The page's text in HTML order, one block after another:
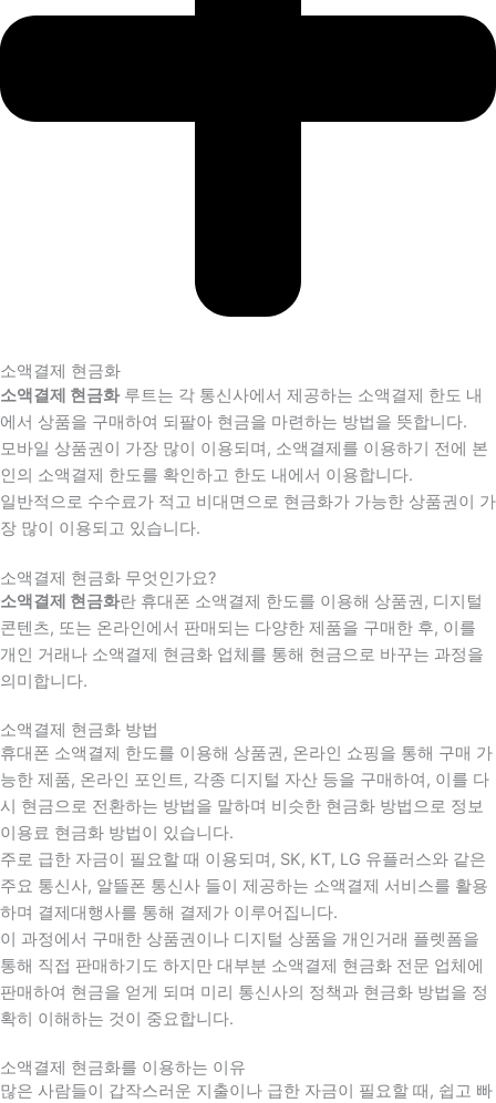
소액결제 현금화
소액결제 현금화루트는 각 통신사에서 제공하는 소액결제 한도 내
에서 상품을 구매하여 되팔아 현금을 마련하는 방법을 뜻합니다.
모바일 상품권이 가장 많이 이용되며, 소액결제를 이용하기 전에 본
인의 소액결제 한도를 확인하고 한도 내에서 이용합니다.
일반적으로 수수료가 적고 비대면으로 현금화가 가능한 상품권이 가
장 많이 이용되고 있습니다.
소액결제 현금화 무엇인가요?
소액결제 현금화란 휴대폰 소액결제 한도를 이용해 상품권, 디지털
콘텐츠, 또는 온라인에서 판매되는 다양한 제품을 구매한 후, 이를
개인 거래나 소액결제 현금화 업체를 통해 현금으로 바꾸는 과정을
의미합니다.
소액결제 현금화 방법
휴대폰 소액결제 한도를 이용해 상품권, 온라인 쇼핑을 통해 구매 가
능한 제품, 온라인 포인트, 각종 디지털 자산 등을 구매하여, 이를 다
시 현금으로 전환하는 방법을 말하며 비슷한 현금화 방법으로 정보
이용료 현금화 방법이 있습니다.
주로 급한 자금이 필요할 때 이용되며, SK, KT, LG 유플러스와 같은
주요 통신사, 알뜰폰 통신사 들이 제공하는 소액결제 서비스를 활용
하며 결제대행사를 통해 결제가 이루어집니다.
이 과정에서 구매한 상품권이나 디지털 상품을 개인거래 플렛폼을
통해 직접 판매하기도 하지만 대부분 소액결제 현금화 전문 업체에
판매하여 현금을 얻게 되며 미리 통신사의 정책과 현금화 방법을 정
확히 이해하는 것이 중요합니다.
소액결제 현금화를 이용하는 이유
많은 사람들이 갑작스러운 지출이나 급한 자금이 필요할 때 , 쉽고 빠